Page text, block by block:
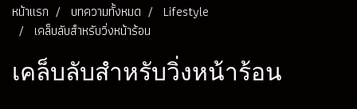
หน้าแรก บทความทั้งหมด
Lifestyle
เคล็บลับสำหรับวิ่งหน้าร้อน
เคล็บลับสำหรับวิ่งหน้าร้อน